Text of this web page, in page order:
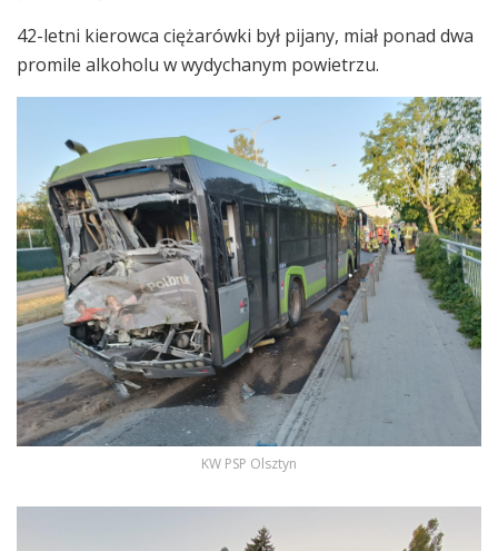
42-letni kierowca ciężarówki był pijany, miał ponad dwa
promile alkoholu w wydychanym powietrzu.
KW PSP Olsztyn